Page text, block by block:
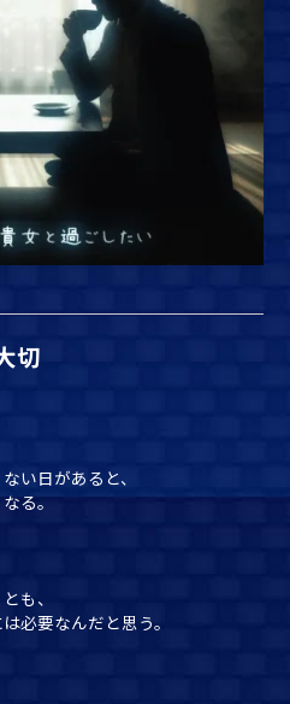
切
い日があると、
る。
も、
必要なんだと思う。